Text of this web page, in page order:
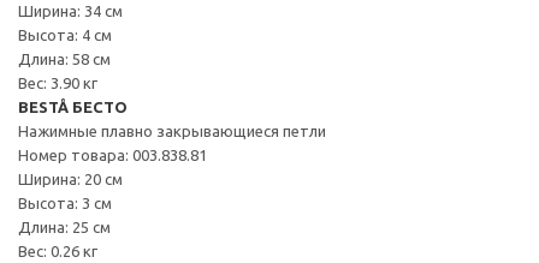
Ширина: 34 см
Высота: 4 см
Длина: 58 см
Вес: 3.90 кг
BESTÅ БЕСТО
Нажимные плавно закрывающиеся петли
Номер товара: 003.838.81
Ширина: 20 см
Высота: 3 см
Длина: 25 см
Вес: 0.26 кг